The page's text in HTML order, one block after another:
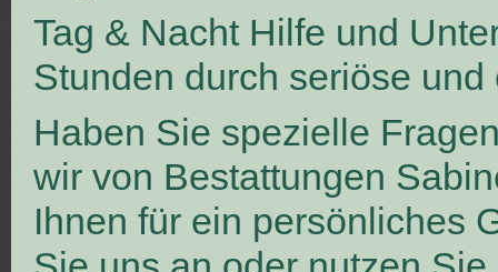
Tag & Nacht Hilfe und
Stunden durch seriöse
Haben Sie spezielle
wir von Bestattungen
Ihnen für ein persönliches